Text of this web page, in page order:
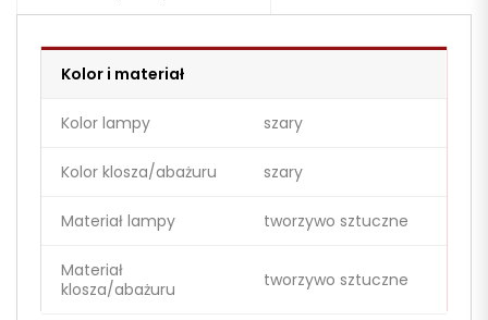
Kolor i materiał
Kolor lampy szary
Kolor klosza/abażuru szary
Materiał lampy tworzywo sztuczne
Materiał
klosza/abażuru
tworzywo sztuczne